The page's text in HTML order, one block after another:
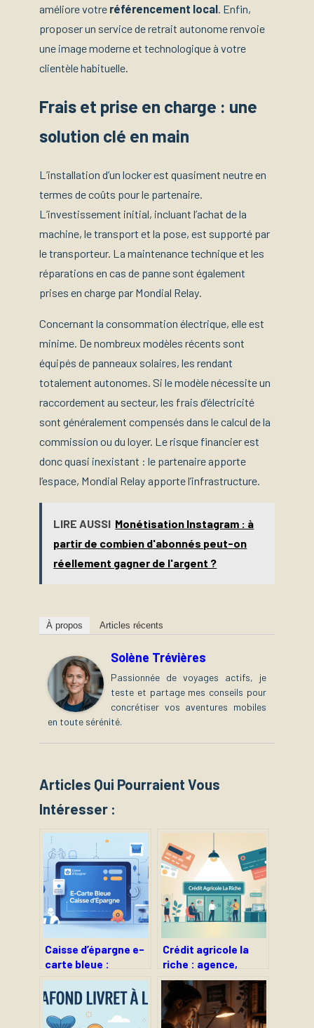
améliore votre référencement local. Enfin,
proposer un service de retrait autonome renvoie
une image moderne et technologique à votre
clientèle habituelle.
Frais et prise en charge : une
solution clé en main
L’installation d’un locker est quasiment neutre en
termes de coûts pour le partenaire.
L’investissement initial, incluant l’achat de la
machine, le transport et la pose, est supporté par
le transporteur. La maintenance technique et les
réparations en cas de panne sont également
prises en charge par Mondial Relay.
Concernant la consommation électrique, elle est
minime. De nombreux modèles récents sont
équipés de panneaux solaires, les rendant
totalement autonomes. Si le modèle nécessite un
raccordement au secteur, les frais d’électricité
sont généralement compensés dans le calcul de la
commission ou du loyer. Le risque financier est
donc quasi inexistant : le partenaire apporte
l’espace, Mondial Relay apporte l’infrastructure.
LIRE AUSSI Monétisation Instagram : à
partir de combien d'abonnés peut-on
réellement gagner de l'argent ?
À propos Articles récents
Solène Trévières
Passionnée de voyages actifs, je
teste et partage mes conseils pour
concrétiser vos aventures mobiles
en toute sérénité.
Articles Qui Pourraient Vous
Intéresser :
Caisse d’épargne e-
carte bleue :
fonctionnement,
activation et
sécurité
Crédit agricole la
riche : agence,
services et accès
simplifiés